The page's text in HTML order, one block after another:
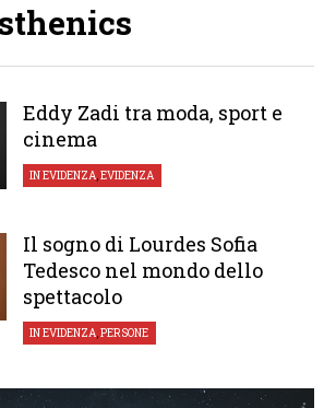
Eddy Zadi tra moda, sport e
cinema
IN EVIDENZA,EVIDENZA
Il sogno di Lourdes Sofia
Tedesco nel mondo dello
spettacolo
IN EVIDENZA,PERSONE